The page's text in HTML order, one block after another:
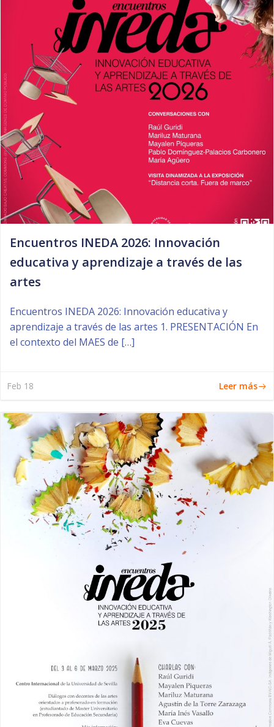
Encuentros INEDA 2026: Innovación
educativa y aprendizaje a través de las
artes
Encuentros INEDA 2026: Innovación educativa y
aprendizaje a través de las artes 1. PRESENTACIÓN En
el contexto del MAES de […]
Feb 18 Leer más